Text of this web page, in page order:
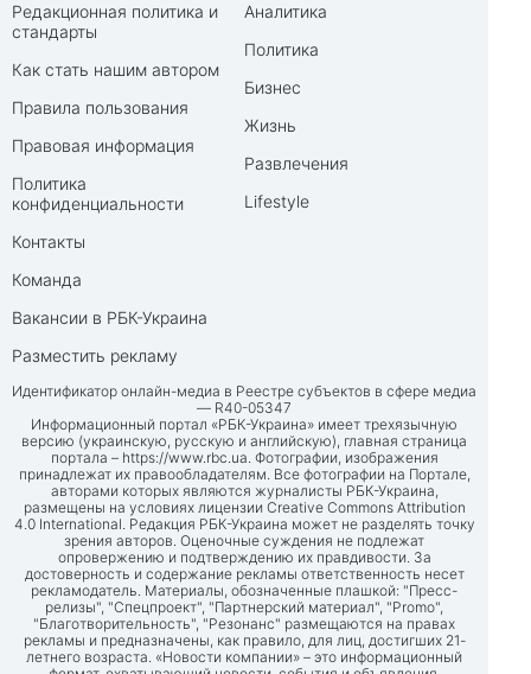
Редакционная политика и
стандарты
Как стать нашим автором
Правила пользования
Правовая информация
Политика
конфиденциальности
Контакты
Команда
Вакансии в РБК-Украина
Разместить рекламу
Аналитика
Политика
Бизнес
Жизнь
Развлечения
Lifestyle
Идентификатор онлайн-медиа в Реестре субъектов в сфере медиа
— R40-05347
Информационный портал «РБК-Украина» имеет трехязычную
версию (украинскую, русскую и английскую), главная страница
портала – https://www.rbc.ua. Фотографии, изображения
принадлежат их правообладателям. Все фотографии на Портале,
авторами которых являются журналисты РБК-Украина,
размещены на условиях лицензии Creative Commons Attribution
4.0 International. Редакция РБК-Украина может не разделять точку
зрения авторов. Оценочные суждения не подлежат
опровержению и подтверждению их правдивости. За
достоверность и содержание рекламы ответственность несет
рекламодатель. Материалы, обозначенные плашкой: "Пресс-
релизы", "Спецпроект", "Партнерский материал", "Promo",
"Благотворительность", "Резонанс" размещаются на правах
рекламы и предназначены, как правило, для лиц, достигших 21-
летнего возраста. «Новости компании» – это информационный